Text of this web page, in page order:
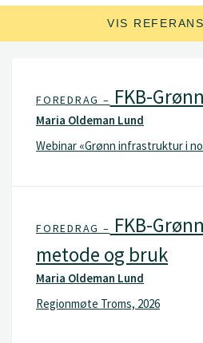
VIS
FOREDRAG – FKB-
Maria Oldeman Lund
Webinar «Grønn infrastruktur i
FOREDRAG – FKB-
metode og bruk
Maria Oldeman Lund
Regionmøte Troms, 2026